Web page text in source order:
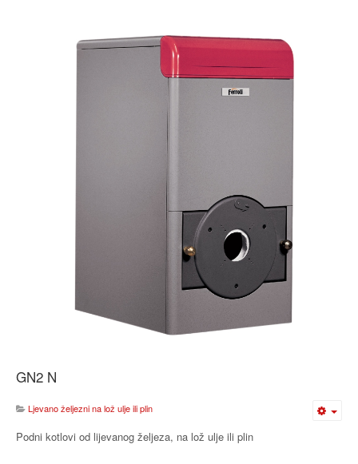
GN2 N
Ljevano željezni na lož ulje ili plin
Podni kotlovi od lijevanog željeza, na lož ulje ili plin